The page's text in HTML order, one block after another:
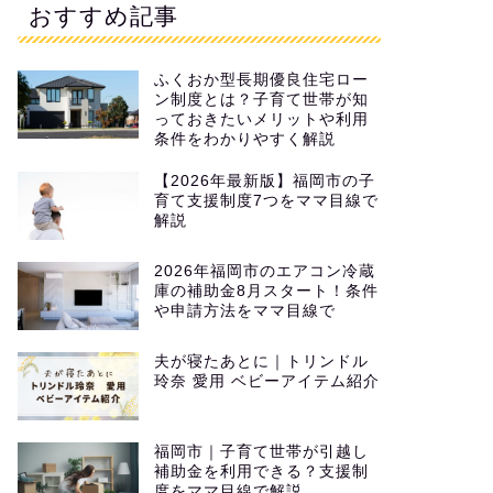
おすすめ記事
ふくおか型長期優良住宅ロー
ン制度とは？子育て世帯が知
っておきたいメリットや利用
条件をわかりやすく解説
【2026年最新版】福岡市の子
育て支援制度7つをママ目線で
解説
2026年福岡市のエアコン冷蔵
庫の補助金8月スタート！条件
や申請方法をママ目線で
夫が寝たあとに｜トリンドル
玲奈 愛用 ベビーアイテム紹介
福岡市｜子育て世帯が引越し
補助金を利用できる？支援制